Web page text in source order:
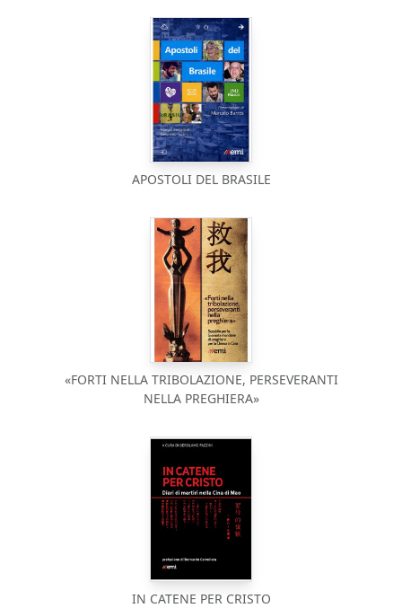
APOSTOLI DEL BRASILE
«FORTI NELLA TRIBOLAZIONE, PERSEVERANTI
NELLA PREGHIERA»
IN CATENE PER CRISTO